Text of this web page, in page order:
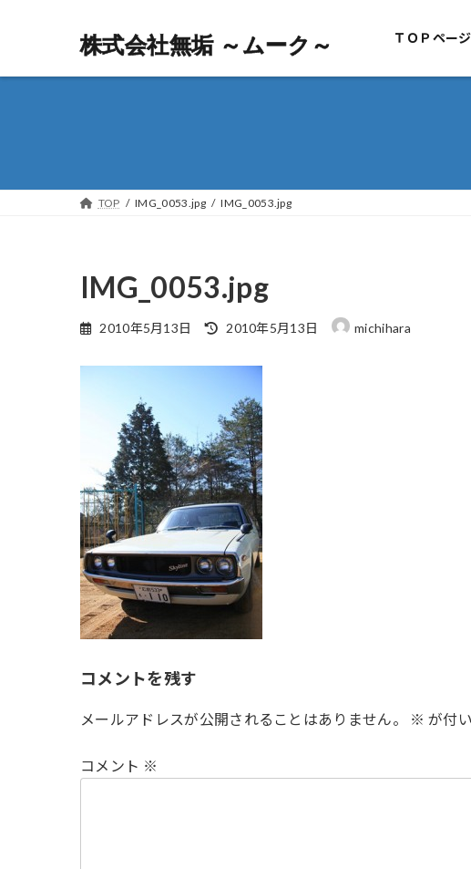
株式会社無垢 ～ムーク～
株式会社無垢 ～ムーク～ ＴＯＰページ
TOP IMG_0053.jpg IMG_0053.jpg
IMG_0053.jpg
2010年5月13日
最
時
:
2010年5月13日 michihara
コメントを残す
メールアドレスが公開されることはありません。 ※ が付
コメント ※